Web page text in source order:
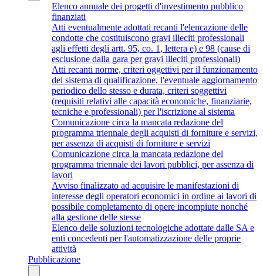
Elenco annuale dei progetti d'investimento pubblico
finanziati
Atti eventualmente adottati recanti l'elencazione delle
condotte che costituiscono gravi illeciti professionali
agli effetti degli artt. 95, co. 1, lettera e) e 98 (cause di
esclusione dalla gara per gravi illeciti professionali)
Atti recanti norme, criteri oggettivi per il funzionamento
del sistema di qualificazione, l'eventuale aggiornamento
periodico dello stesso e durata, criteri soggettivi
(requisiti relativi alle capacità economiche, finanziarie,
tecniche e professionali) per l'iscrizione al sistema
Comunicazione circa la mancata redazione del
programma triennale degli acquisti di forniture e servizi,
per assenza di acquisti di forniture e servizi
Comunicazione circa la mancata redazione del
programma triennale dei lavori pubblici, per assenza di
lavori
Avviso finalizzato ad acquisire le manifestazioni di
interesse degli operatori economici in ordine ai lavori di
possibile completamento di opere incompiute nonché
alla gestione delle stesse
Elenco delle soluzioni tecnologiche adottate dalle SA e
enti concedenti per l'automatizzazione delle proprie
attività
Pubblicazione